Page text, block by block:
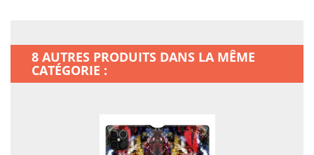
potentiels est longue... Vouloir protéger pour de
bon son smartphone, c'est complètement légitime?
Comme le dit l'adage populaire, mieux vaut
8 AUTRES PRODUITS DANS LA MÊME
CATÉGORIE :